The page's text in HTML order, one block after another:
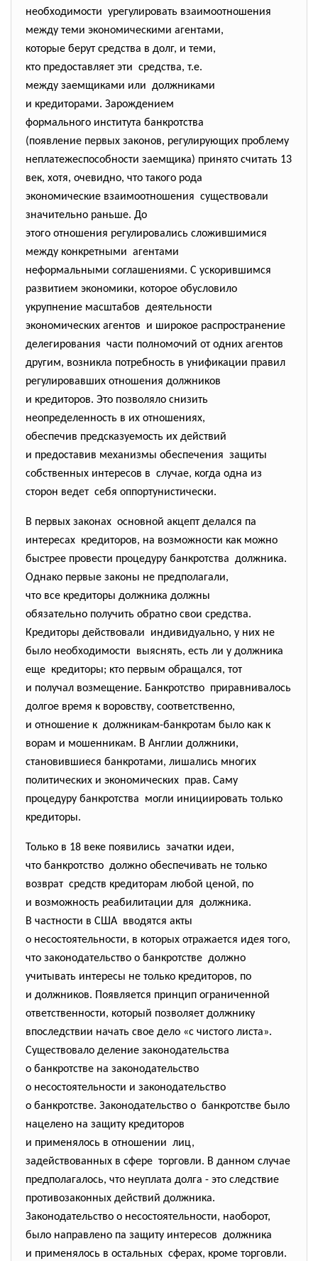
необходимости урегулировать взаимоотношения
между теми экономическими агентами,
которые берут средства в долг, и теми,
кто предоставляет эти средства, т.е.
между заемщиками или должниками
и кредиторами. Зарождением
формального института банкротства
(появление первых законов, регулирующих проблему
неплатежеспособности заемщика) принято считать 13
век, хотя, очевидно, что такого рода
экономические взаимоотношения существовали
значительно раньше. До
этого отношения регулировались сложившимися
между конкретными агентами
неформальными соглашениями. С ускорившимся
развитием экономики, которое обусловило
укрупнение масштабов деятельности
экономических агентов и широкое распространение
делегирования части полномочий от одних агентов
другим, возникла потребность в унификации правил
регулировавших отношения должников
и кредиторов. Это позволяло снизить
неопределенность в их отношениях,
обеспечив предсказуемость их действий
и предоставив механизмы обеспечения защиты
собственных интересов в случае, когда одна из
сторон ведет себя оппортунистически.
В первых законах основной акцепт делался па
интересах кредиторов, на возможности как можно
быстрее провести процедуру банкротства должника.
Однако первые законы не предполагали,
что все кредиторы должника должны
обязательно получить обратно свои средства.
Кредиторы действовали индивидуально, у них не
было необходимости выяснять, есть ли у должника
еще кредиторы; кто первым обращался, тот
и получал возмещение. Банкротство приравнивалось
долгое время к воровству, соответственно,
и отношение к должникам-банкротам было как к
ворам и мошенникам. В Англии должники,
становившиеся банкротами, лишались многих
политических и экономических прав. Саму
процедуру банкротства могли инициировать только
кредиторы.
Только в 18 веке появились зачатки идеи,
что банкротство должно обеспечивать не только
возврат средств кредиторам любой ценой, по
и возможность реабилитации для должника.
В частности в США вводятся акты
о несостоятельности, в которых отражается идея того,
что законодательство о банкротстве должно
учитывать интересы не только кредиторов, по
и должников. Появляется принцип ограниченной
ответственности, который позволяет должнику
впоследствии начать свое дело «с чистого листа».
Существовало деление законодательства
о банкротстве на законодательство
о несостоятельности и законодательство
о банкротстве. Законодательство о банкротстве было
нацелено на защиту кредиторов
и применялось в отношении лиц,
задействованных в сфере торговли. В данном случае
предполагалось, что неуплата долга - это следствие
противозаконных действий должника.
Законодательство о несостоятельности, наоборот,
было направлено па защиту интересов должника
и применялось в остальных сферах, кроме торговли.